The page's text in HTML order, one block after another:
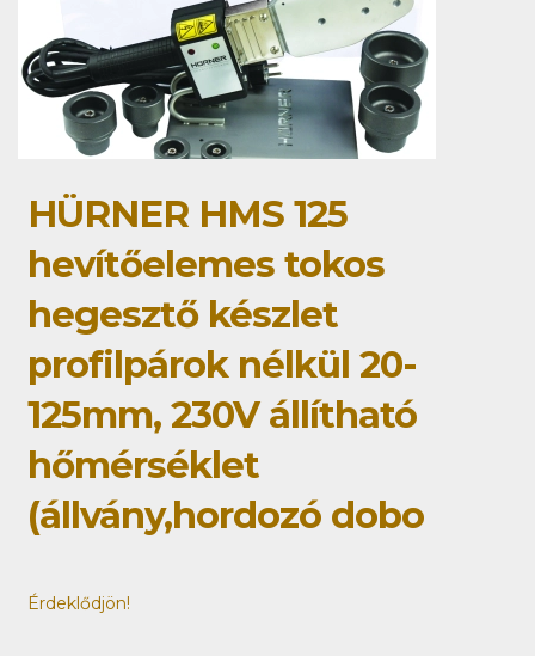
HÜRNER HMS 125
hevítőelemes tokos
hegesztő készlet
profilpárok nélkül 20-
125mm, 230V állítható
hőmérséklet
(állvány,hordozó dobo
Érdeklődjön!